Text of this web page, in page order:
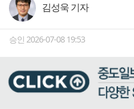
김성욱 기자
승인 2026-07-08 19:53